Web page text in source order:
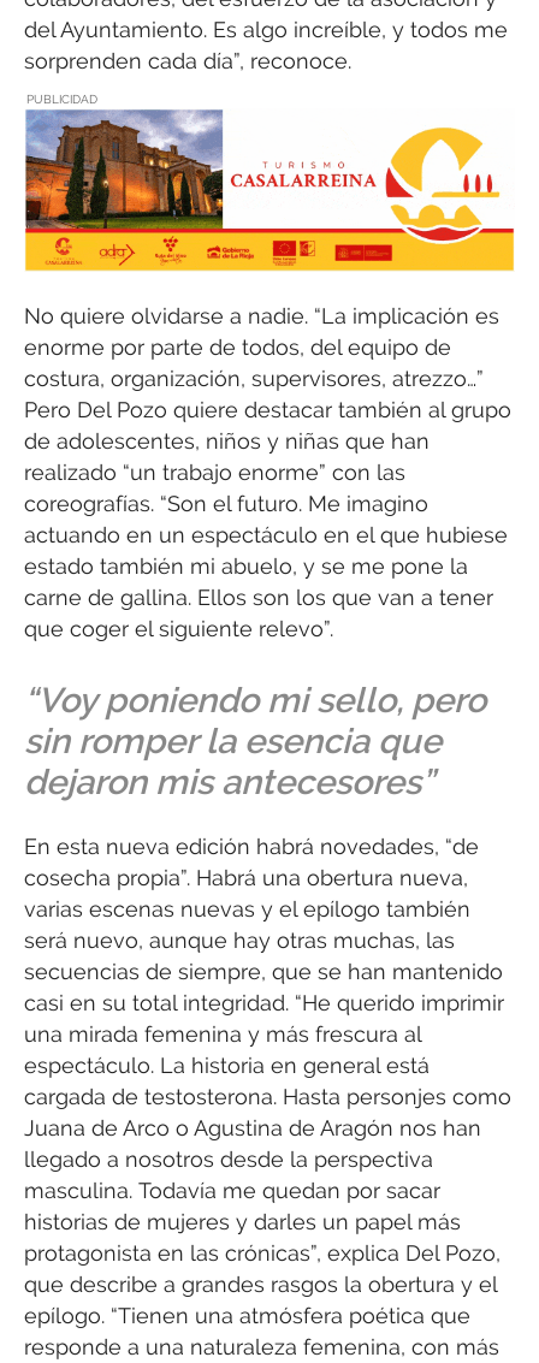
del Ayuntamiento. Es algo increíble, y todos me
sorprenden cada día”, reconoce.
PUBLICIDAD
No quiere olvidarse a nadie. “La implicación es
enorme por parte de todos, del equipo de
costura, organización, supervisores, atrezzo…”
Pero Del Pozo quiere destacar también al grupo
de adolescentes, niños y niñas que han
realizado “un trabajo enorme” con las
coreografías. “Son el futuro. Me imagino
actuando en un espectáculo en el que hubiese
estado también mi abuelo, y se me pone la
carne de gallina. Ellos son los que van a tener
que coger el siguiente relevo”.
“Voy poniendo mi sello, pero
sin romper la esencia que
dejaron mis antecesores”
En esta nueva edición habrá novedades, “de
cosecha propia”. Habrá una obertura nueva,
varias escenas nuevas y el epílogo también
será nuevo, aunque hay otras muchas, las
secuencias de siempre, que se han mantenido
casi en su total integridad. “He querido imprimir
una mirada femenina y más frescura al
espectáculo. La historia en general está
cargada de testosterona. Hasta personjes como
Juana de Arco o Agustina de Aragón nos han
llegado a nosotros desde la perspectiva
masculina. Todavía me quedan por sacar
historias de mujeres y darles un papel más
protagonista en las crónicas”, explica Del Pozo,
que describe a grandes rasgos la obertura y el
epílogo. “Tienen una atmósfera poética que
responde a una naturaleza femenina, con más